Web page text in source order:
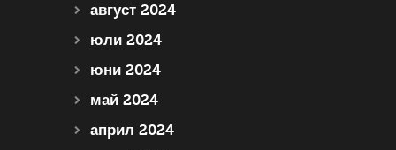
август 2024
юли 2024
юни 2024
май 2024
април 2024